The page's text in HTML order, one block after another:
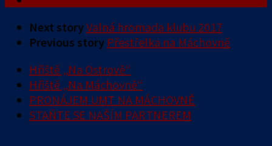
Next storyValná hromada klubu 2017
Previous story Přestřelka na Máchovně
Hřiště „Na Ostrově“
Hřiště „Na Máchovně“
PRONÁJEM UMT NA MÁCHOVNĚ
STAŇTE SE NAŠÍM PARTNEREM